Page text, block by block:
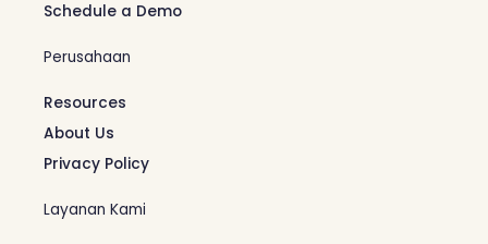
Schedule a Demo
Perusahaan
Resources
About Us
Privacy Policy
Layanan Kami